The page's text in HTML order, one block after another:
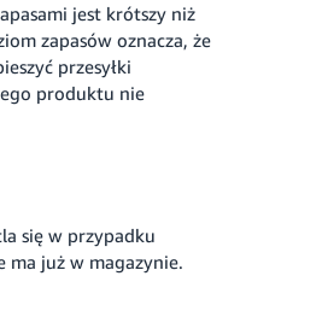
jest krótszy niż
zapasów oznacza, że
przesyłki
produktu nie
się w przypadku
już w magazynie.